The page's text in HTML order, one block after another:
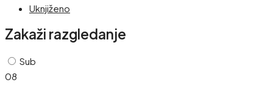
Uknjiženo
Zakaži razgledanje
Sub
08